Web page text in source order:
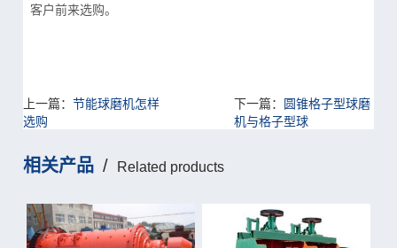
客户前来选购。
下一篇：
圆锥格子型球磨
机与格子型球
上一篇：节能球磨机怎样
选购
相关产品 / Related products